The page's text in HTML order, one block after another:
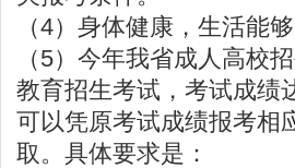
（4）身体健康，生活能
（5）今年我省成人高校
教育招生考试，考试成绩
可以凭原考试成绩报考相
取。具体要求是：